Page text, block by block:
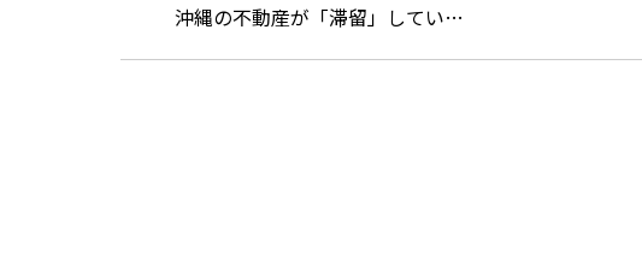
沖縄の不動産が「滞留」してい…